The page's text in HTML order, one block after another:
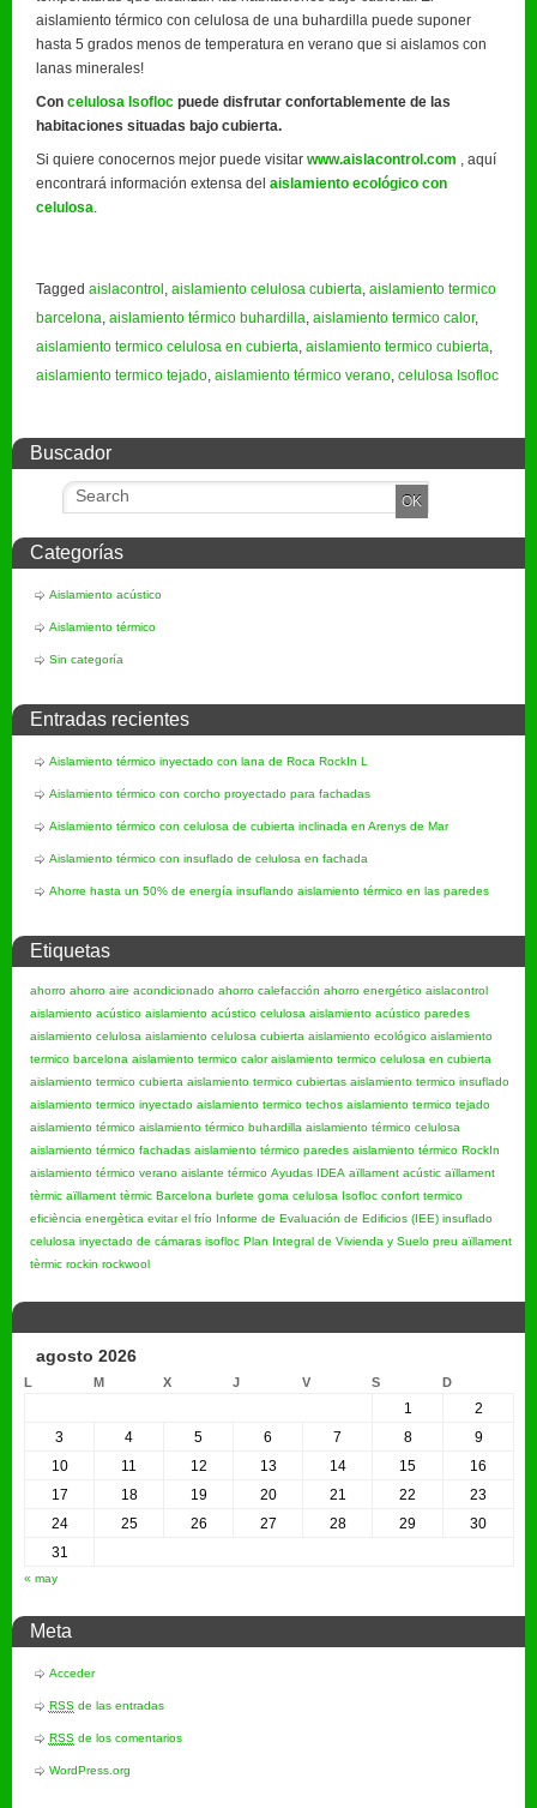
aislamiento térmico con celulosa de una buhardilla puede suponer
hasta 5 grados menos de temperatura en verano que si aislamos con
lanas minerales!
Con celulosa Isofloc puede disfrutar confortablemente de las
habitaciones situadas bajo cubierta.
Si quiere conocernos mejor puede visitar www.aislacontrol.com , aquí
encontrará información extensa del aislamiento ecológico con
celulosa.
Tagged aislacontrol , aislamiento celulosa cubierta, aislamiento termico
barcelona, aislamiento térmico buhardilla, aislamiento termico calor,
aislamiento termico celulosa en cubierta, aislamiento termico cubierta,
aislamiento termico tejado, aislamiento térmico verano, celulosa Isofloc
Buscador
Categorías
Aislamiento acústico
Aislamiento térmico
Sin categoría
Entradas recientes
Aislamiento térmico inyectado con lana de Roca RockIn L
Aislamiento térmico con corcho proyectado para fachadas
Aislamiento térmico con celulosa de cubierta inclinada en Arenys de Mar
Aislamiento térmico con insuflado de celulosa en fachada
Ahorre hasta un 50% de energía insuflando aislamiento térmico en las paredes
Etiquetas
ahorro ahorro aire acondicionado ahorro calefacción ahorro energético aislacontrol
aislamiento acústico aislamiento acústico celulosa aislamiento acústico paredes
aislamiento celulosa aislamiento celulosa cubierta aislamiento ecológico aislamiento
termico barcelona aislamiento termico calor aislamiento termico celulosa en cubierta
aislamiento termico cubierta aislamiento termico cubiertas aislamiento termico insuflado
aislamiento termico inyectado aislamiento termico techos aislamiento termico tejado
aislamiento térmico aislamiento térmico buhardilla aislamiento térmico celulosa
aislamiento térmico fachadas aislamiento térmico paredes aislamiento térmico RockIn
aislamiento térmico verano aislante térmico Ayudas IDEA aïllament acústic aïllament
tèrmic aïllament tèrmic Barcelona burlete goma celulosa Isofloc confort termico
eficiència energètica evitar el frío Informe de Evaluación de Edificios (IEE) insuflado
celulosa inyectado de cámaras isofloc Plan Integral de Vivienda y Suelo preu aïllament
tèrmic rockin rockwool
agosto 2026
L M X J V S D
« may
1
2
3
4 5 6 7 8
9
10
11 12 13 14 15
16
17
18 19 20 21 22
23
24
25 26 27 28 29
30
31
Meta
Acceder
RSSde las entradas
RSSde los comentarios
WordPress.org